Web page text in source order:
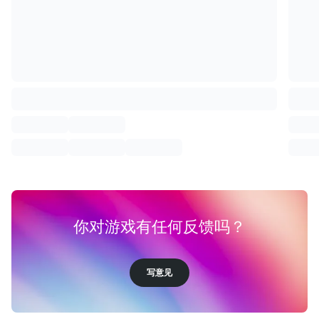
你对游戏有任何反馈吗？
写意见